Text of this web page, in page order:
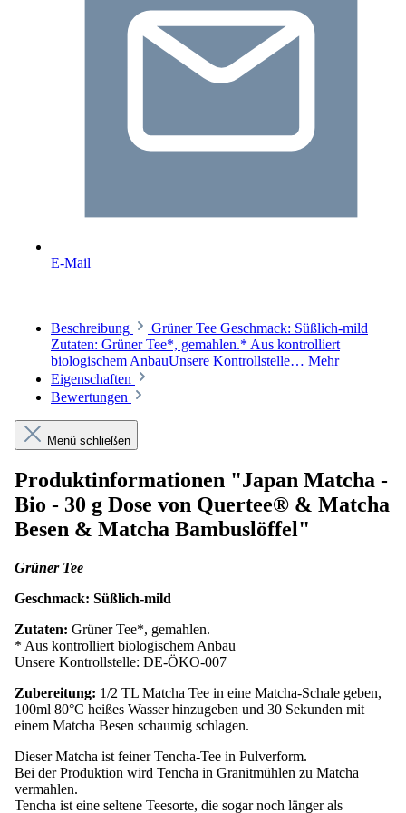
E-Mail
Beschreibung
Grüner Tee Geschmack: Süßlich-mild
Zutaten: Grüner Tee*, gemahlen.* Aus kontrolliert
biologischem AnbauUnsere Kontrollstelle… Mehr
Eigenschaften
Bewertungen
Menü schließen
Produktinformationen "Japan Matcha -
Bio - 30 g Dose von Quertee® & Matcha
Besen & Matcha Bambuslöffel"
Grüner Tee
Geschmack: Süßlich-mild
Zutaten: Grüner Tee*, gemahlen.
* Aus kontrolliert biologischem Anbau
Unsere Kontrollstelle: DE-ÖKO-007
Zubereitung: 1/2 TL Matcha Tee in eine Matcha-Schale geben,
100ml 80°C heißes Wasser hinzugeben und 30 Sekunden mit
einem Matcha Besen schaumig schlagen.
Dieser Matcha ist feiner Tencha-Tee in Pulverform.
Bei der Produktion wird Tencha in Granitmühlen zu Matcha
vermahlen.
Tencha ist eine seltene Teesorte, die sogar noch länger als